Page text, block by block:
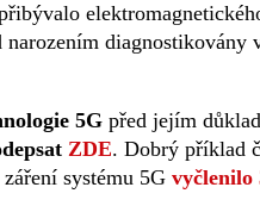
diagnostikovány
5G před jejím
ZDE. Dobrý příklad
systému 5G vyčlenilo